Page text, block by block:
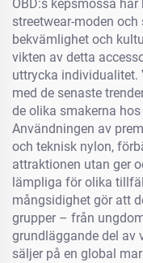
OBD:s kepsmössa
streetwear-moden
bekvämlighet och
vikten av detta
uttrycka individualitet.
med de senaste
de olika smakerna
Användningen av
och teknisk nylon,
attraktionen utan ger
lämpliga för olika
mångsidighet gör att
grupper – från
grundläggande del av
säljer på en global